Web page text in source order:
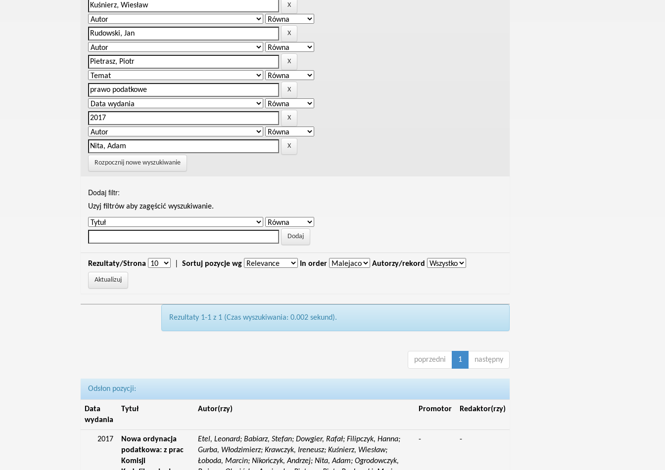
Rozpocznij nowe wyszukiwanie
Dodaj filtr:
Uzyj filtrów aby zagęścić wyszukiwanie.
Rezultaty/Strona Sortuj pozycje wg In order Autorzy/rekord
Rezultaty 1-1 z 1 (Czas wyszukiwania: 0.002 sekund).
poprzedni 1 następny
Odsłon pozycji:
Data
wydania
Tytuł Autor(rzy) Promotor Redaktor(rzy)
2017
Nowa ordynacja
podatkowa: z prac
Komisji
Etel, Leonard; Babiarz, Stefan; Dowgier, Rafał; Filipczyk, Hanna;
Gurba, Włodzimierz; Krawczyk, Ireneusz; Kuśnierz, Wiesław;
Łoboda, Marcin; Nikończyk, Andrzej; Nita, Adam; Ogrodowczyk,
- -